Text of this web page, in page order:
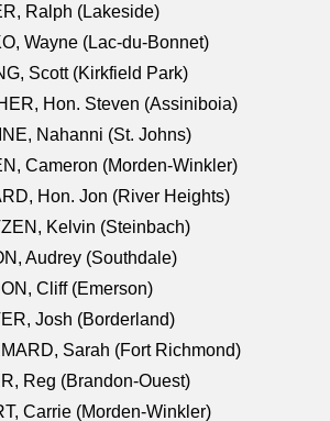
Ralph (Lakeside)
Wayne (Lac-du-Bonnet)
Scott (Kirkfield Park)
Hon. Steven (Assiniboia)
Nahanni (St. Johns)
Cameron (Morden-Winkler)
Hon. Jon (River Heights)
Kelvin (Steinbach)
Audrey (Southdale)
Cliff (Emerson)
Josh (Borderland)
Sarah (Fort Richmond)
Reg (Brandon-Ouest)
Carrie (Morden-Winkler)